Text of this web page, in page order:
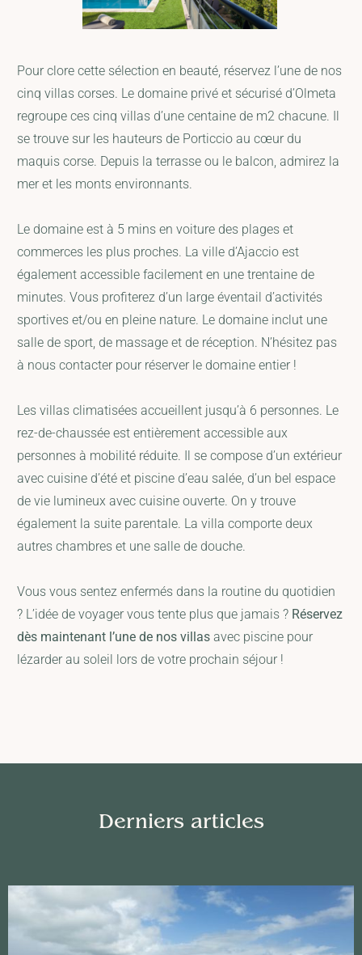
Pour clore cette sélection en beauté, réservez l’une de nos
cinq villas corses. Le domaine privé et sécurisé d’Olmeta
regroupe ces cinq villas d’une centaine de m2 chacune. Il
se trouve sur les hauteurs de Porticcio au cœur du
maquis corse. Depuis la terrasse ou le balcon, admirez la
mer et les monts environnants.
Le domaine est à 5 mins en voiture des plages et
commerces les plus proches. La ville d’Ajaccio est
également accessible facilement en une trentaine de
minutes. Vous profiterez d’un large éventail d’activités
sportives et/ou en pleine nature. Le domaine inclut une
salle de sport, de massage et de réception. N’hésitez pas
à nous contacter pour réserver le domaine entier !
Les villas climatisées accueillent jusqu’à 6 personnes. Le
rez-de-chaussée est entièrement accessible aux
personnes à mobilité réduite. Il se compose d’un extérieur
avec cuisine d’été et piscine d’eau salée, d’un bel espace
de vie lumineux avec cuisine ouverte. On y trouve
également la suite parentale. La villa comporte deux
autres chambres et une salle de douche.
Vous vous sentez enfermés dans la routine du quotidien
? L’idée de voyager vous tente plus que jamais ? Réservez
dès maintenant l’une de nos villasavec piscine pour
lézarder au soleil lors de votre prochain séjour !
Derniers articles